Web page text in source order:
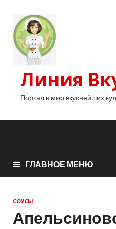
Линия
Портал в мир вкуснейших
ГЛАВНОЕ МЕНЮ
СОУСЫ